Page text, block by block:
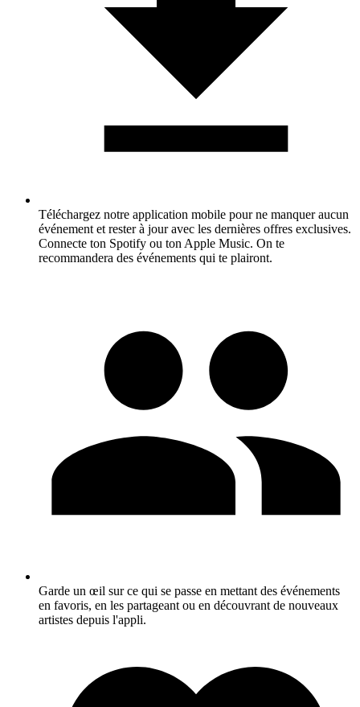
Téléchargez notre application mobile pour ne manquer aucun
événement et rester à jour avec les dernières offres exclusives.
Connecte ton Spotify ou ton Apple Music. On te
recommandera des événements qui te plairont.
Garde un œil sur ce qui se passe en mettant des événements
en favoris, en les partageant ou en découvrant de nouveaux
artistes depuis l'appli.